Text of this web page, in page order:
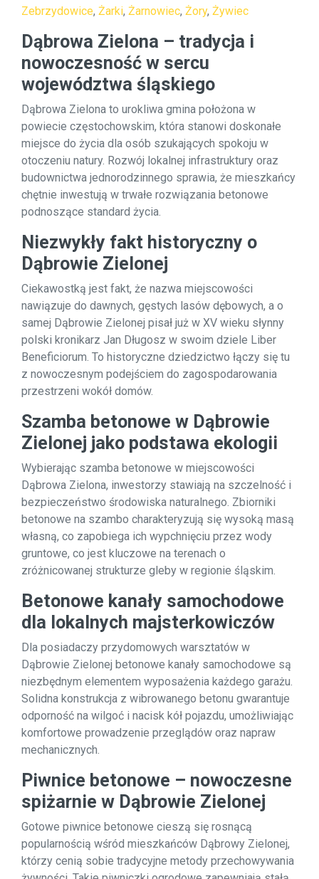
Zebrzydowice, Żarki, Żarnowiec, Żory, Żywiec
Dąbrowa Zielona – tradycja i
nowoczesność w sercu
województwa śląskiego
Dąbrowa Zielona to urokliwa gmina położona w
powiecie częstochowskim, która stanowi doskonałe
miejsce do życia dla osób szukających spokoju w
otoczeniu natury. Rozwój lokalnej infrastruktury oraz
budownictwa jednorodzinnego sprawia, że mieszkańcy
chętnie inwestują w trwałe rozwiązania betonowe
podnoszące standard życia.
Niezwykły fakt historyczny o
Dąbrowie Zielonej
Ciekawostką jest fakt, że nazwa miejscowości
nawiązuje do dawnych, gęstych lasów dębowych, a o
samej Dąbrowie Zielonej pisał już w XV wieku słynny
polski kronikarz Jan Długosz w swoim dziele Liber
Beneficiorum. To historyczne dziedzictwo łączy się tu
z nowoczesnym podejściem do zagospodarowania
przestrzeni wokół domów.
Szamba betonowe w Dąbrowie
Zielonej jako podstawa ekologii
Wybierając szamba betonowe w miejscowości
Dąbrowa Zielona, inwestorzy stawiają na szczelność i
bezpieczeństwo środowiska naturalnego. Zbiorniki
betonowe na szambo charakteryzują się wysoką masą
własną, co zapobiega ich wypchnięciu przez wody
gruntowe, co jest kluczowe na terenach o
zróżnicowanej strukturze gleby w regionie śląskim.
Betonowe kanały samochodowe
dla lokalnych majsterkowiczów
Dla posiadaczy przydomowych warsztatów w
Dąbrowie Zielonej betonowe kanały samochodowe są
niezbędnym elementem wyposażenia każdego garażu.
Solidna konstrukcja z wibrowanego betonu gwarantuje
odporność na wilgoć i nacisk kół pojazdu, umożliwiając
komfortowe prowadzenie przeglądów oraz napraw
mechanicznych.
Piwnice betonowe – nowoczesne
spiżarnie w Dąbrowie Zielonej
Gotowe piwnice betonowe cieszą się rosnącą
popularnością wśród mieszkańców Dąbrowy Zielonej,
którzy cenią sobie tradycyjne metody przechowywania